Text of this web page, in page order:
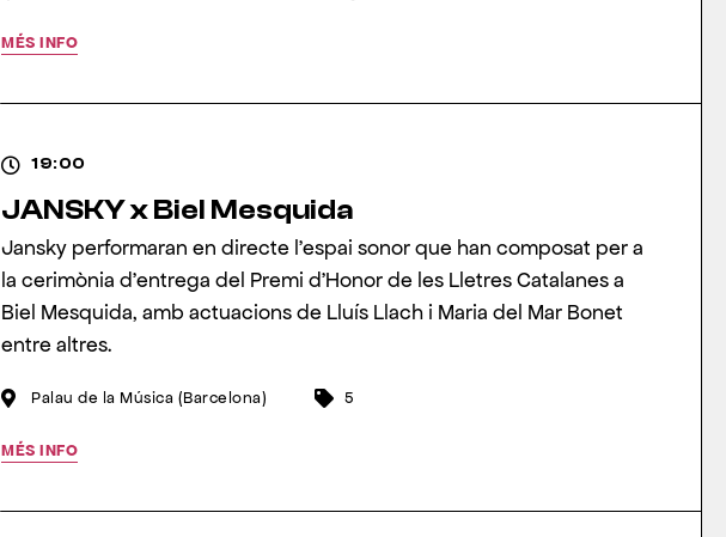
MÉS INFO
19:00
JANSKY x Biel Mesquida
Jansky performaran en directe l’espai sonor que han composat per a
la cerimònia d’entrega del Premi d’Honor de les Lletres Catalanes a
Biel Mesquida, amb actuacions de Lluís Llach i Maria del Mar Bonet
entre altres.
Palau de la Música (Barcelona) 5
MÉS INFO